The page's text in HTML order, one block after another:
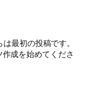
最初の投稿です。
成を始めてくださ